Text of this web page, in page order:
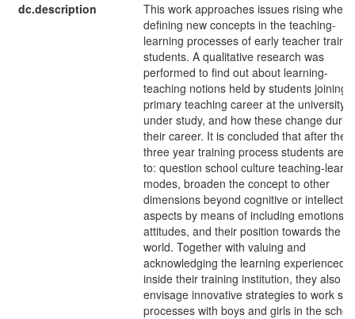
dc.description
This work approaches issues rising when
defining new concepts in the teaching-
learning processes of early teacher
students. A qualitative research was
performed to find out about learning-
teaching notions held by students joining
primary teaching career at the university
under study, and how these change
their career. It is concluded that after the
three year training process students are
to: question school culture teaching-
modes, broaden the concept to other
dimensions beyond cognitive or
aspects by means of including emotions,
attitudes, and their position towards the
world. Together with valuing and
acknowledging the learning experienced
inside their training institution, they also
envisage innovative strategies to work
processes with boys and girls in the